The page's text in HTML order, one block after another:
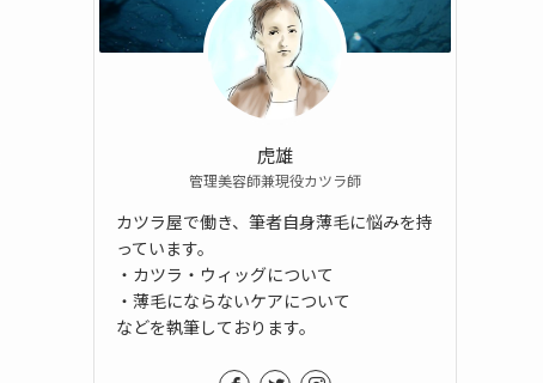
虎雄
管理美容師兼現役カツラ師
カツラ屋で働き、筆者自身薄毛に悩みを持
っています。
・カツラ・ウィッグについて
・薄毛にならないケアについて
などを執筆しております。